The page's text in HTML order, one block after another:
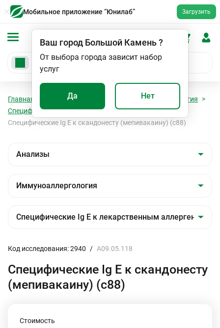
Мобильное приложение “Юнилаб” Загрузить
Ваш город Большой Камень?
От выбора города зависит набор
услуг
Да Нет
Главная Анализы
Иммуноаллергология
Специфические Ig E к лекарственным аллергенам
Специфические Ig E к скандонесту (мепивакаину) (c88)
Код исследования: 2940 / A09.05.118
Специфические Ig E к скандонесту
(мепивакаину) (c88)
Стоимость